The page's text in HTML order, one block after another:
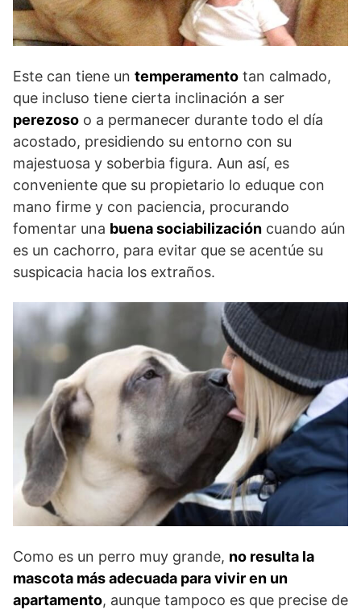
Este can tiene un temperamento tan calmado,
que incluso tiene cierta inclinación a ser
perezoso o a permanecer durante todo el día
acostado, presidiendo su entorno con su
majestuosa y soberbia figura. Aun así, es
conveniente que su propietario lo eduque con
mano firme y con paciencia, procurando
fomentar una buena sociabilización cuando aún
es un cachorro, para evitar que se acentúe su
suspicacia hacia los extraños.
Como es un perro muy grande, no resulta la
mascota más adecuada para vivir en un
apartamento, aunque tampoco es que precise de